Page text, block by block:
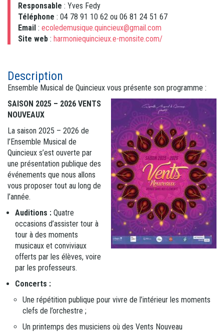
Responsable : Yves Fedy
Téléphone : 04 78 91 10 62 ou 06 81 24 51 67
Email : ecoledemusique.quincieux@gmail.com
Site web : harmoniequincieux.e-monsite.com/
Description
Ensemble Musical de Quincieux vous présente son programme :
SAISON 2025 – 2026 VENTS
NOUVEAUX
La saison 2025 – 2026 de
l’Ensemble Musical de
Quincieux s’est ouverte par
une présentation publique des
événements que nous allons
vous proposer tout au long de
l’année.
Auditions : Quatre
occasions d’assister tour à
tour à des moments
musicaux et conviviaux
offerts par les élèves, voire
par les professeurs.
Concerts :
Une répétition publique pour vivre de l’intérieur les moments
clefs de l’orchestre ;
Un printemps des musiciens où des Vents Nouveau